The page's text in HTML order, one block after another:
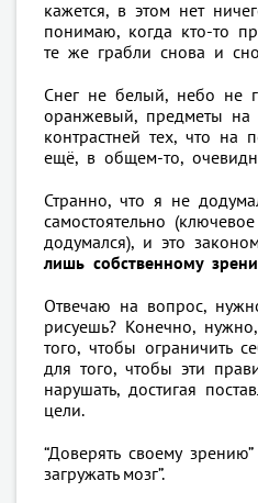
кажется, в этом нет
понимаю, когда кто-то
те же грабли снова и
Снег не белый, небо не
оранжевый, предметы на
контрастней тех, что на
ещё, в общем-то,
Странно, что я не
самостоятельно
додумался), и это
лишь собственному
Отвечаю на вопрос,
рисуешь? Конечно,
того, чтобы ограничить
для того, чтобы эти
нарушать, достигая
цели.
“Доверять своему
загружать мозг”.